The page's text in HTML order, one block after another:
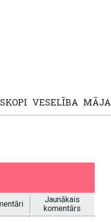
VESELĪBA MĀJA
Jaunākais
komentārs